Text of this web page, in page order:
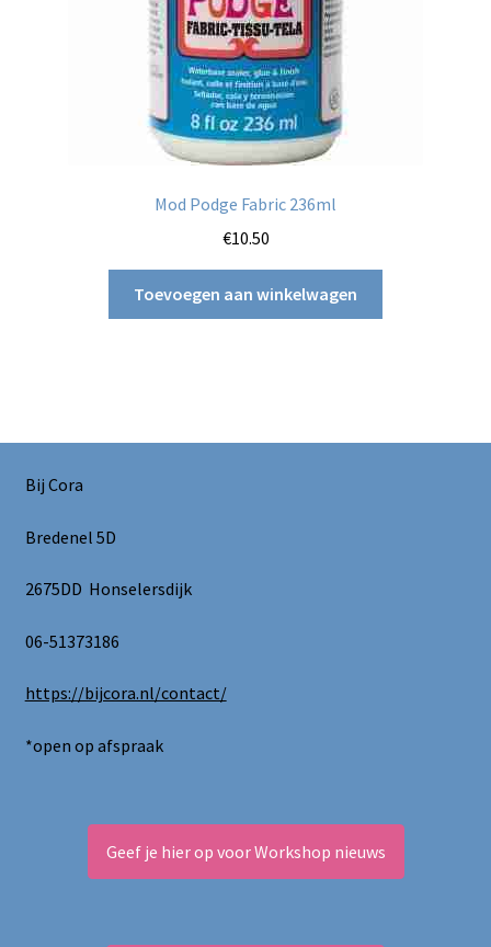
Mod Podge Fabric 236ml
€10.50
Toevoegen aan winkelwagen
Bij Cora
Bredenel 5D
2675DD Honselersdijk
06-51373186
https://bijcora.nl/contact/
*open op afspraak
Geef je hier op voor Workshop nieuws